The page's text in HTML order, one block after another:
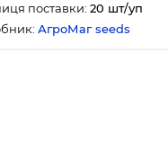
поставки: 20 шт/уп
АгроМаг seeds